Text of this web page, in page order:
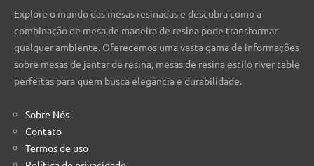
Explore o mundo das mesas resinadas e descubra como a
combinação de mesa de madeira de resina pode transformar
qualquer ambiente. Oferecemos uma vasta gama de informações
sobre mesas de jantar de resina, mesas de resina estilo river table
perfeitas para quem busca elegância e durabilidade.
Sobre Nós
Contato
Termos de uso